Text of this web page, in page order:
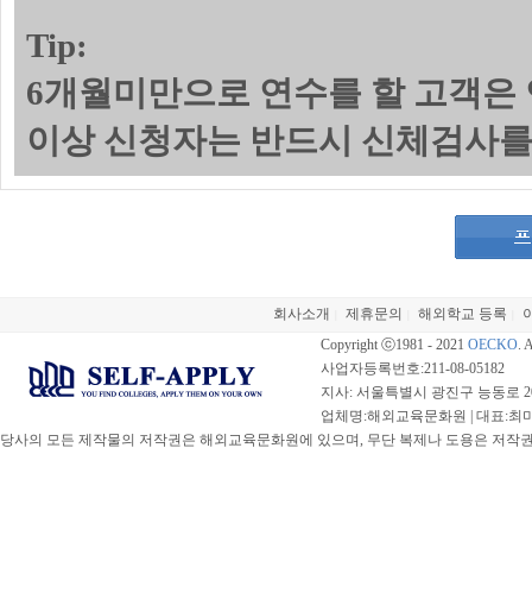
Tip:
6개월미만으로 연수를 할 고객
이상 신청자는 반드시 신체검사
회사소개 제휴문의 해외학교 등록
Copyright ⓒ1981 - 2021 OECKO.
사업자등록번호:211-08-05182
지사: 서울특별시 광진구 능동로
업체명:해외교육문화원 | 대표:최
당사의 모든 제작물의 저작권은 해외교육문화원에 있으며, 무단 복제나 도용은 저